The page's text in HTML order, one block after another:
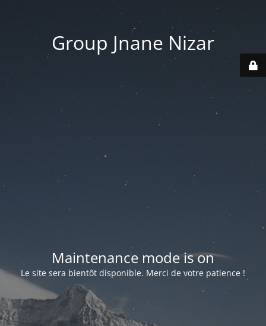
Group Jnane Nizar
Maintenance mode is on
Le site sera bientôt disponible. Merci de votre patience !